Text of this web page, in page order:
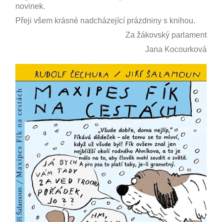
novinek.
Přeji všem krásné nadcházející prázdniny s knihou.
Za žákovský parlament
Jana Kocourková